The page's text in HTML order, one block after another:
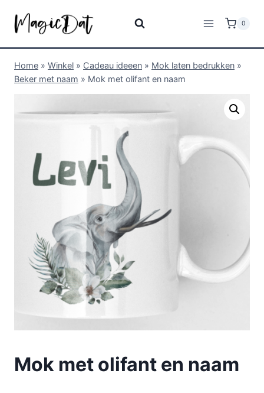
0
Home » Winkel » Cadeau ideeen » Mok laten bedrukken »
Beker met naam » Mok met olifant en naam
Mok met olifant en naam